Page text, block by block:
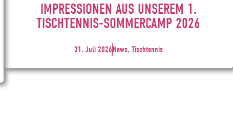
IMPRESSIONEN AUS UNSEREM 1.
TISCHTENNIS-SOMMERCAMP 2026
31. Juli 2026News, Tischtennis